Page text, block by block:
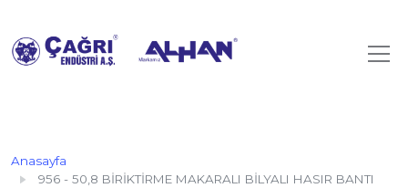
Anasayfa
956 - 50,8 BİRİKTİRME MAKARALI BİLYALI HASIR BANTI